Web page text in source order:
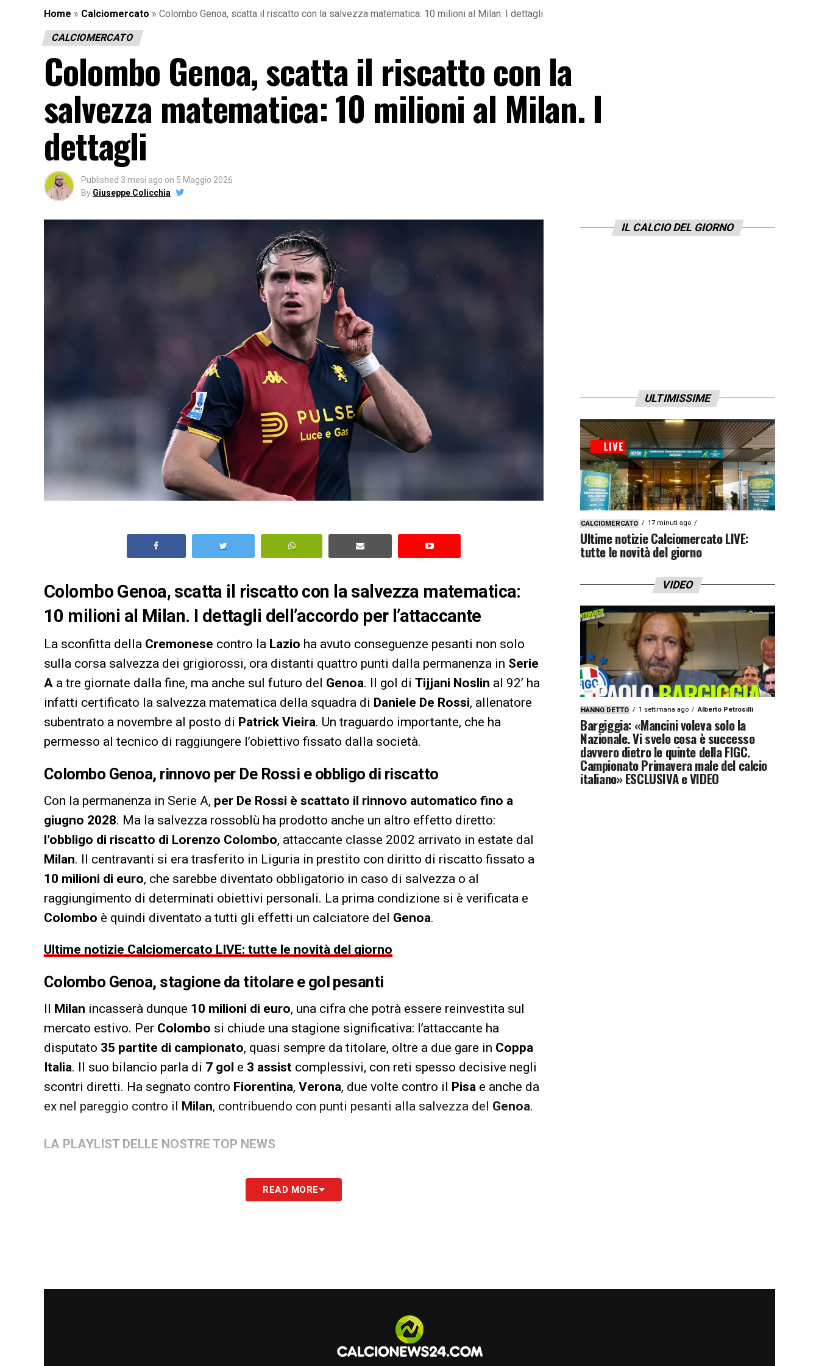
Home » Calciomercato » Colombo Genoa, scatta il riscatto con la salvezza matematica: 10 milioni al Milan. I dettagli
CALCIOMERCATO
Colombo Genoa, scatta il riscatto con la
salvezza matematica: 10 milioni al Milan. I
dettagli
Published 3 mesi ago on 5 Maggio 2026
By Giuseppe Colicchia
Colombo Genoa, scatta il riscatto con la salvezza matematica:
10 milioni al Milan. I dettagli dell’accordo per l’attaccante
La sconfitta della Cremonese contro la Lazio ha avuto conseguenze pesanti non solo
sulla corsa salvezza dei grigiorossi, ora distanti quattro punti dalla permanenza in Serie
A a tre giornate dalla fine, ma anche sul futuro del Genoa. Il gol di Tijjani Noslin al 92’ ha
infatti certificato la salvezza matematica della squadra di Daniele De Rossi, allenatore
subentrato a novembre al posto di Patrick Vieira. Un traguardo importante, che ha
permesso al tecnico di raggiungere l’obiettivo fissato dalla società.
Colombo Genoa, rinnovo per De Rossi e obbligo di riscatto
Con la permanenza in Serie A, per De Rossi è scattato il rinnovo automatico fino a
giugno 2028. Ma la salvezza rossoblù ha prodotto anche un altro effetto diretto:
l’obbligo di riscatto di Lorenzo Colombo, attaccante classe 2002 arrivato in estate dal
Milan. Il centravanti si era trasferito in Liguria in prestito con diritto di riscatto fissato a
10 milioni di euro, che sarebbe diventato obbligatorio in caso di salvezza o al
raggiungimento di determinati obiettivi personali. La prima condizione si è verificata e
Colombo è quindi diventato a tutti gli effetti un calciatore del Genoa.
Ultime notizie Calciomercato LIVE: tutte le novità del giorno
Colombo Genoa, stagione da titolare e gol pesanti
Il Milan incasserà dunque 10 milioni di euro, una cifra che potrà essere reinvestita sul
mercato estivo. Per Colombo si chiude una stagione significativa: l’attaccante ha
disputato 35 partite di campionato, quasi sempre da titolare, oltre a due gare in Coppa
Italia. Il suo bilancio parla di 7 gol e 3 assist complessivi, con reti spesso decisive negli
scontri diretti. Ha segnato contro Fiorentina, Verona, due volte contro il Pisa e anche da
ex nel pareggio contro il Milan, contribuendo con punti pesanti alla salvezza del Genoa.
LA PLAYLIST DELLE NOSTRE TOP NEWS
READ MORE
IL CALCIO DEL GIORNO
ULTIMISSIME
CALCIOMERCATO 17 minuti ago
Ultime notizie Calciomercato LIVE:
tutte le novità del giorno
VIDEO
HANNO DETTO 1 settimana ago Alberto Petrosilli
Bargiggia: «Mancini voleva solo la
Nazionale. Vi svelo cosa è successo
davvero dietro le quinte della FIGC.
Campionato Primavera male del calcio
italiano» ESCLUSIVA e VIDEO